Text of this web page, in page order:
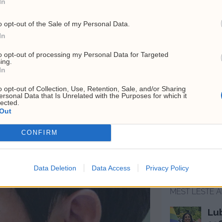
opt-out of the Sale of my Personal Data.
opt-out of processing my Personal Data for Targeted
opt-out of Collection, Use, Retention, Sale, and/or Sharing
Data that Is Unrelated with the Purposes for which it
CONFIRM
Data Deletion Data Access Privacy Policy
nær eget luftvern –
takker Norge
Kongressen
Siste
MEST LESTE